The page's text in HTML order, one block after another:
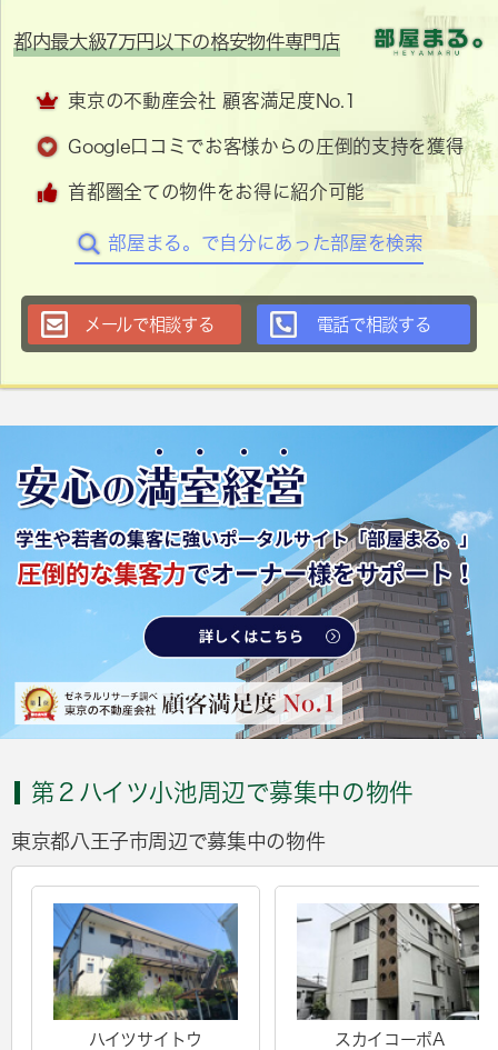
都内最大級7万円以下の格安物件専門店
東京の不動産会社 顧客満足度No.1
Google口コミでお客様からの圧倒的支持を獲得
首都圏全ての物件をお得に紹介可能
部屋まる。で自分にあった部屋を検索
メールで相談する 電話で相談する
第２ハイツ小池周辺で募集中の物件
東京都八王子市周辺で募集中の物件
ハイツサイトウ スカイコーポA